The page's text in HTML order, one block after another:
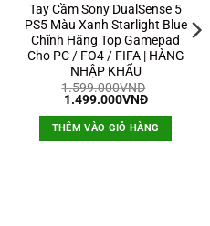
Tay Cầm Sony DualSense 5
PS5 Màu Xanh Starlight Blue
Chĩnh Hãng Top Gamepad
Cho PC / FO4 / FIFA | HÀNG
NHẬP KHẨU
1.599.000VNĐ
Giá
là:
1.599.000VNĐ.
1.499.000VNĐGiá
tại
là:
THÊM VÀO GIỎ HÀNG